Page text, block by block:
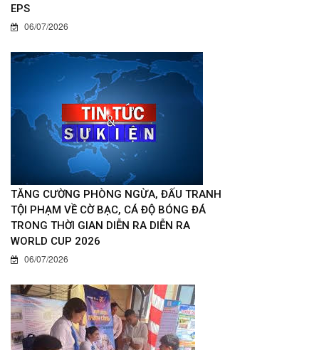
EPS
06/07/2026
TĂNG CƯỜNG PHÒNG NGỪA, ĐẤU TRANH
TỘI PHẠM VỀ CỜ BẠC, CÁ ĐỘ BÓNG ĐÁ
TRONG THỜI GIAN DIỄN RA DIỄN RA
WORLD CUP 2026
06/07/2026